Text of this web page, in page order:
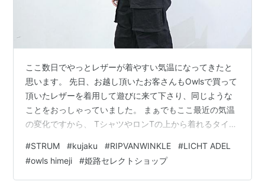
ここ数日でやっとレザーが着やすい気温になってきたと
思います。 先日、お越し頂いたお客さんもOwlsで買って
頂いたレザーを着用して遊びに来て下さり、同じような
ことをおっしゃっていました。 まぁでもここ最近の気温
の変化ですから、 TシャツやロンTの上から着れるタイミ
な一瞬ですが、 わざわざ着て下さって楽しんでくれてい
るのが本当に嬉しいです。 いつも本当にありがとうござ
います！ Owlsスタイリングも久しぶりに更新し、 今回
#STRUM #kujaku #RIPVANWINKLE #LICHT ADEL
#owls himeji #姫路セレクトショップ